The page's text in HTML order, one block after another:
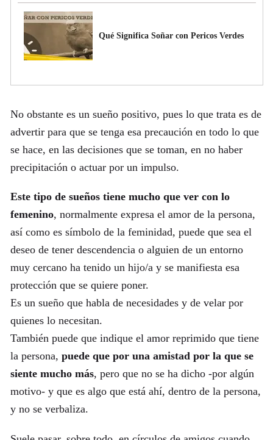
Qué Significa Soñar con Pericos Verdes
No obstante es un sueño positivo, pues lo que trata es de
advertir para que se tenga esa precaución en todo lo que
se hace, en las decisiones que se toman, en no haber
precipitación o actuar por un impulso.
Este tipo de sueños tiene mucho que ver con lo
femenino, normalmente expresa el amor de la persona,
así como es símbolo de la feminidad, puede que sea el
deseo de tener descendencia o alguien de un entorno
muy cercano ha tenido un hijo/a y se manifiesta esa
protección que se quiere poner.
Es un sueño que habla de necesidades y de velar por
quienes lo necesitan.
También puede que indique el amor reprimido que tiene
la persona, puede que por una amistad por la que se
siente mucho más, pero que no se ha dicho -por algún
motivo- y que es algo que está ahí, dentro de la persona,
y no se verbaliza.